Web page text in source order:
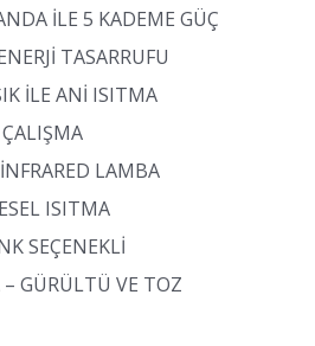
İLE 5 KADEME GÜÇ
TASARRUFU
İLE ANİ ISITMA
LAMBA
ISITMA
SEÇENEKLİ
– GÜRÜLTÜ VE TOZ